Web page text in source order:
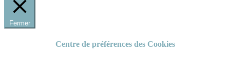
Fermer
Centre de préférences des Cookies